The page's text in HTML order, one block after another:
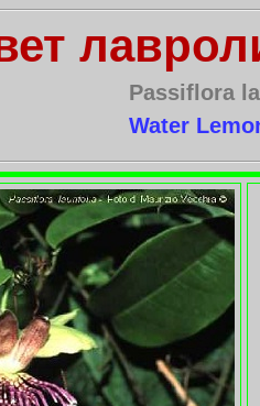
Passiflora
Water